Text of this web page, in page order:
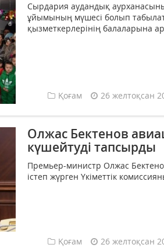
Сырдария аудандық
ұйымының мүшесі болып
қызметкерлерінің балаларына
Қоғам 26 желтоқсан
Олжас Бектенов
күшейтуді тапсырды
Премьер-министр Олжас
істеп жүрген Үкіметтік
Қоғам 26 желтоқсан